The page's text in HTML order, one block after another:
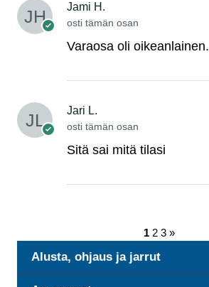
Alusta, ohjaus ja jarrut
Jami H.
osti tämän osan
Varaosa oli oikeanlainen.
Jari L.
osti tämän osan
Sitä sai mitä tilasi
1 2 3 »